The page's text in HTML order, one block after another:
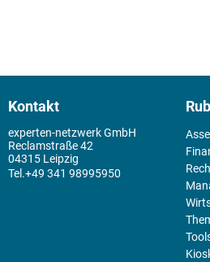
Kontakt
experten-netzwerk GmbH
Reclamstraße 42
04315 Leipzig
+49 341 98995950